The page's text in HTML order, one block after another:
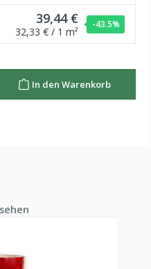
39,44 €
32,33 € / 1 m²
-43.5%
In den Warenkorb